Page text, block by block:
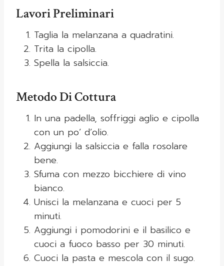
Lavori Preliminari
Taglia la melanzana a quadratini.
Trita la cipolla.
Spella la salsiccia.
Metodo Di Cottura
In una padella, soffriggi aglio e cipolla
con un po’ d’olio.
Aggiungi la salsiccia e falla rosolare
bene.
Sfuma con mezzo bicchiere di vino
bianco.
Unisci la melanzana e cuoci per 5
minuti.
Aggiungi i pomodorini e il basilico e
cuoci a fuoco basso per 30 minuti.
Cuoci la pasta e mescola con il sugo.